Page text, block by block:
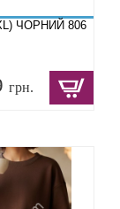
ЧОРНИЙ 806
грн.